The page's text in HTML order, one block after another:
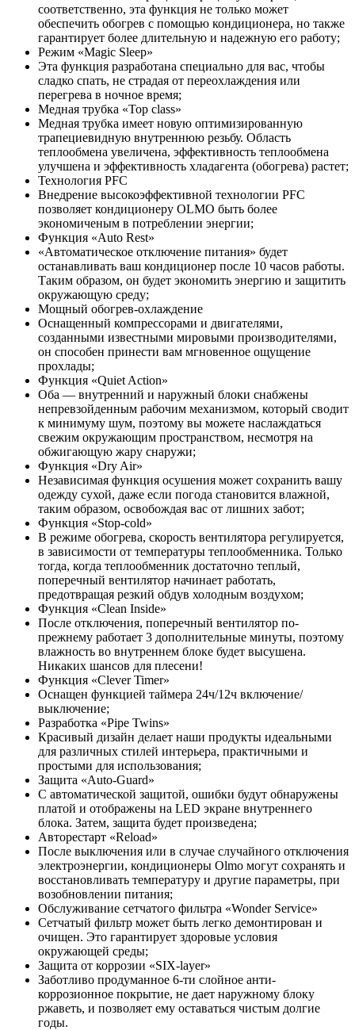
соответственно, эта функция не только может
обеспечить обогрев с помощью кондиционера, но также
гарантирует более длительную и надежную его работу;
Режим «Magic Sleep»
Эта функция разработана специально для вас, чтобы
сладко спать, не страдая от переохлаждения или
перегрева в ночное время;
Медная трубка «Top class»
Медная трубка имеет новую оптимизированную
трапециевидную внутреннюю резьбу. Область
теплообмена увеличена, эффективность теплообмена
улучшена и эффективность хладагента (обогрева) растет;
Технология PFC
Внедрение высокоэффективной технологии PFC
позволяет кондиционеру OLMO быть более
экономиченым в потреблении энергии;
Функция «Auto Rest»
«Автоматическое отключение питания» будет
останавливать ваш кондиционер после 10 часов работы.
Таким образом, он будет экономить энергию и защитить
окружающую среду;
Мощный обогрев-охлаждение
Оснащенный компрессорами и двигателями,
созданными известными мировыми производителями,
он способен принести вам мгновенное ощущение
прохлады;
Функция «Quiet Action»
Оба — внутренний и наружный блоки снабжены
непревзойденным рабочим механизмом, который сводит
к минимуму шум, поэтому вы можете наслаждаться
свежим окружающим пространством, несмотря на
обжигающую жару снаружи;
Функция «Dry Air»
Независимая функция осушения может сохранить вашу
одежду сухой, даже если погода становится влажной,
таким образом, освобождая вас от лишних забот;
Функция «Stop-cold»
В режиме обогрева, скорость вентилятора регулируется,
в зависимости от температуры теплообменника. Только
тогда, когда теплообменник достаточно теплый,
поперечный вентилятор начинает работать,
предотвращая резкий обдув холодным воздухом;
Функция «Clean Inside»
После отключения, поперечный вентилятор по-
прежнему работает 3 дополнительные минуты, поэтому
влажность во внутреннем блоке будет высушена.
Никаких шансов для плесени!
Функция «Сlever Timer»
Оснащен функцией таймера 24ч/12ч включение/
выключение;
Разработка «Pipe Twins»
Красивый дизайн делает наши продукты идеальными
для различных стилей интерьера, практичными и
простыми для использования;
Защита «Auto-Guard»
С автоматической защитой, ошибки будут обнаружены
платой и отображены на LED экране внутреннего
блока. Затем, защита будет произведена;
Авторестарт «Reload»
После выключения или в случае случайного отключения
электроэнергии, кондиционеры Olmo могут сохранять и
восстановливать температуру и другие параметры, при
возобновлении питания;
Обслуживание сетчатого фильтра «Wonder Service»
Сетчатый фильтр может быть легко демонтирован и
очищен. Это гарантирует здоровые условия
окружающей среды;
Защита от коррозии «SIX-layer»
Заботливо продуманное 6-ти слойное анти-
коррозионное покрытие, не дает наружному блоку
ржаветь, и позволяет ему оставаться чистым долгие
годы.